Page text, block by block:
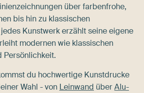
über farbenfrohe,
bis hin zu klassischen
Kunstwerk erzählt seine eigene
modernen wie klassischen
Persönlichkeit.
du hochwertige Kunstdrucke
Wahl - von Leinwand überAlu-